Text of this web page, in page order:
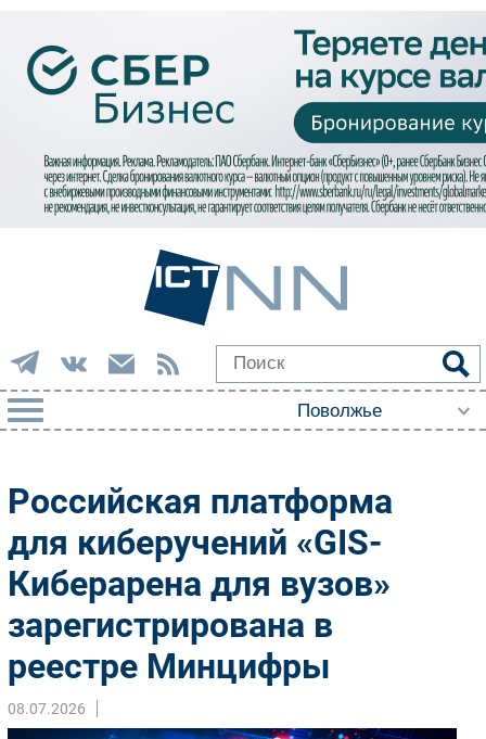
Импорто­замещение
Автоматизация Промышленности
Интернет
Мобильная связь
Фиксированная связь
Интеграция
Рынок ПК
Маркетинг
Российская платформа
для киберучений «GIS-
Киберарена для вузов»
зарегистрирована в
реестре Минцифры
08.07.2026